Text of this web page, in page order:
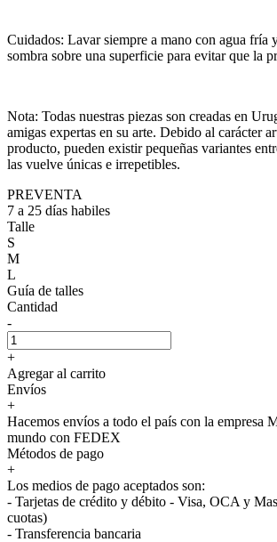
Cuidados: Lavar siempre a mano con agua fría
sombra sobre una superficie para evitar que la
Nota: Todas nuestras piezas son creadas en
amigas expertas en su arte. Debido al carácter
producto, pueden existir pequeñas variantes
las vuelve únicas e irrepetibles.
PREVENTA
7 a 25 días habiles
Talle
S
M
L
Guía de talles
Cantidad
-
+
Agregar al carrito
Envíos
+
Hacemos envíos a todo el país con la empresa
mundo con FEDEX
Métodos de pago
+
Los medios de pago aceptados son:
- Tarjetas de crédito y débito - Visa, OCA y
cuotas)
- Transferencia bancaria